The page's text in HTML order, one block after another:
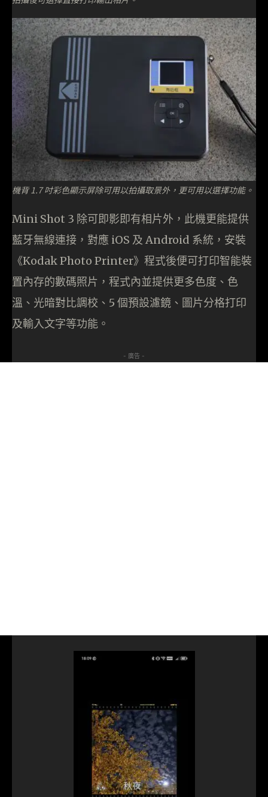
機背 1.7 吋彩色顯示屏除可用以拍攝取景外，更可用以選擇功能。
Mini Shot 3 除可即影即有相片外，此機更能提供
藍牙無線連接，對應 iOS 及 Android 系統，安裝
《Kodak Photo Printer》程式後便可打印智能裝
置內存的數碼照片，程式內並提供更多色度、色
溫、光暗對比調校、5 個預設濾鏡、圖片分格打印
及輸入文字等功能。
- 廣告 -